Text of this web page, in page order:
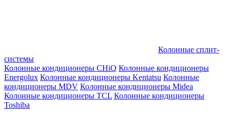
Колонные сплит-
системы
Колонные кондиционеры CHiQ Колонные кондиционеры
Energolux Колонные кондиционеры Kentatsu Колонные
кондиционеры MDV Колонные кондиционеры Midea
Колонные кондиционеры TCL Колонные кондиционеры
Toshiba